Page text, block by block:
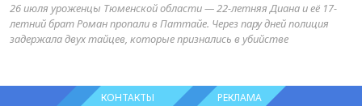
26 июля уроженцы Тюменской области — 22-летняя Диана и её 17-
летний брат Роман пропали в Паттайе. Через пару дней полиция
задержала двух тайцев, которые признались в убийстве
КОНТАКТЫ РЕКЛАМА